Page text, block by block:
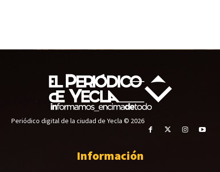
Periódico digital de la ciudad de Yecla © 2026
Información